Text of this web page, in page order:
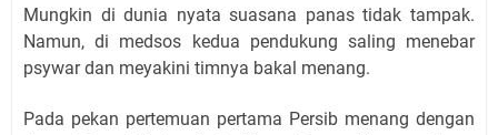
Mungkin di dunia nyata suasana panas tidak tampak.
Namun, di medsos kedua pendukung saling menebar
psywar dan meyakini timnya bakal menang.
Pada pekan pertemuan pertama Persib menang dengan